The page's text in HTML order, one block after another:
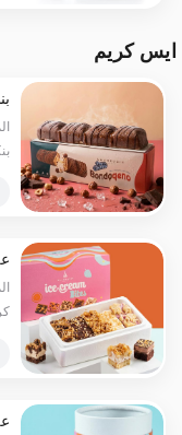
ايس كريم